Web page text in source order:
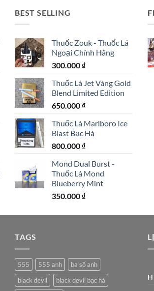
BEST SELLING
Thuốc Zouk - Thuốc Lá
Ngoại Chính Hãng
300.000 ₫
Thuốc Lá Jet Vàng Gold
Blend Limited Edition
650.000 ₫
Thuốc Lá Marlboro Ice
Blast Bạc Hà
800.000 ₫
Mond Dual Burst -
Thuốc Lá Mond
Blueberry Mint
350.000 ₫
TAGS
555 555 anh
ba số anh
black devil
black devil bạc hà
H